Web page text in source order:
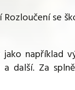
se
například
další. Za